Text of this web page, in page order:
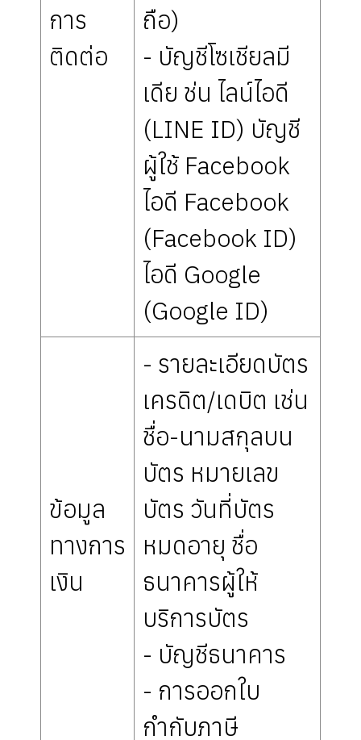
การ
ติดต่อ
ถือ)
- บัญชีโซเชียลมี
เดีย ช่น ไลน์ไอดี
(LINE ID) บัญชี
ผู้ใช้ Facebook
ไอดี Facebook
(Facebook ID)
ไอดี Google
(Google ID)
ข้อมูล
ทางการ
เงิน
- รายละเอียดบัตร
เครดิต/เดบิต เช่น
ชื่อ-นามสกุลบน
บัตร หมายเลข
บัตร วันที่บัตร
หมดอายุ ชื่อ
ธนาคารผู้ให้
บริการบัตร
- บัญชีธนาคาร
- การออกใบ
กำกับภาษี